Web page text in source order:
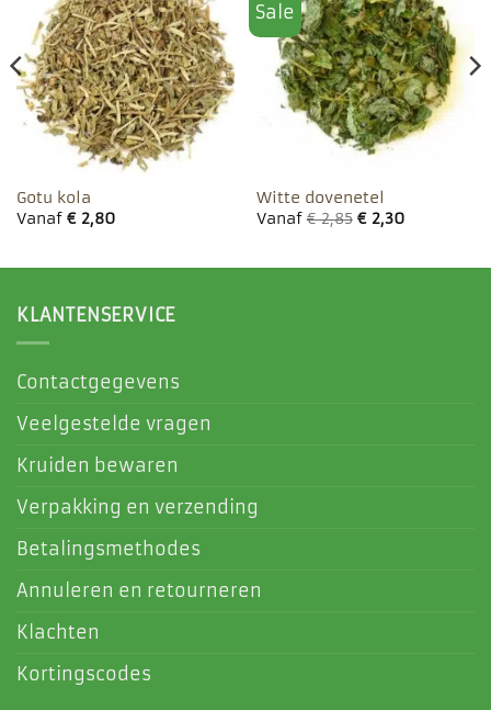
Toevoegen
aan
favorieten
Gotu kola
Vanaf €2,80
Sale
Toevoegen
aan
favorieten
Witte dovenetel
Vanaf€2,85 €2,30
KLANTENSERVICE
Contactgegevens
Veelgestelde vragen
Kruiden bewaren
Verpakking en verzending
Betalingsmethodes
Annuleren en retourneren
Klachten
Kortingscodes